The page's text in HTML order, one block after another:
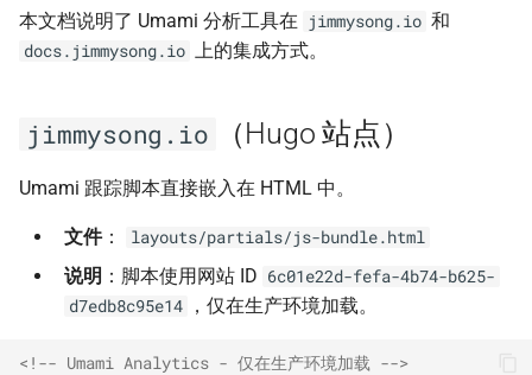
始
索
快速开始
内容类型指南
Front Matter CMS
AI 资源指南
Marp 幻灯片创作
贡献指南
B 站视频
子页面列表
思维导图全屏
本地 Marp 幻灯片嵌入
问答系统
自动化
图片优化
液态玻璃风格
术语表单页
高级功能
懒加载
章节卡片
架构概览
Cloudflare Pages 构建优化
Hugo 缓存策略
Cloudflare Tunnel
Book 分区配置
横幅生成工具
图片转 WebP
导出到微信公众号草稿
基于 n8n 的 PDF 翻译器
Marker PDF 翻译
DeepWiki 转 Markdown
AI 资源标签同步
环境配置
向量问题排查与删除
目录递归处理
Markdown 向量映射
检索流程
标题字典结构
评分系统
API 文档
故障排除
项目清单生成
自定义域名配置
同步指南
upload-images 默认行为
Markdown 头尾处理
OSS 页面文档
docs.jimmysong.io（MkDocs
站点）
AI 评分驱动测试
本文档说明了 Umami 分析工具在 jimmysong.io 和
docs.jimmysong.io 上的集成方式。
jimmysong.io （Hugo 站点）
Umami 跟踪脚本直接嵌入在 HTML 中。
文件： layouts/partials/js-bundle.html
说明 ：脚本使用网站 ID 6c01e22d-fefa-4b74-b625-
d7edb8c95e14
，仅在生产环境加载。
<!-- Umami Analytics - 仅在生产环境加载 -->